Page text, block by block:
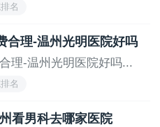
名
合理-温州光明医院好吗
理-温州光明医院好吗...
名
看男科去哪家医院